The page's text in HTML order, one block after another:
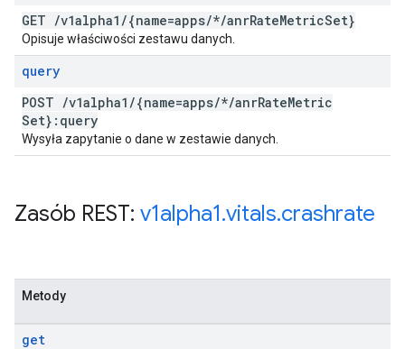
GET /v1alpha1 /{name=apps/*/anrRateMetricSet}
Opisuje właściwości zestawu danych.
query
POST /v1alpha1 /{name=apps/*/anrRateMetric
Set}:query
Wysyła zapytanie o dane w zestawie danych.
Zasób REST: v1alpha1.vitals.crashrate
Metody
get